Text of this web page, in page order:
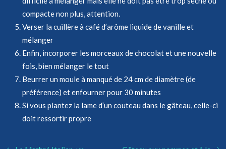
compacte non plus, attention.
Verser la cuillère à café d’arôme liquide de vanille et
mélanger
Enfin, incorporer les morceaux de chocolat et une nouvelle
fois, bien mélanger le tout
Beurrer un moule à manqué de 24 cm de diamètre (de
préférence) et enfourner pour 30 minutes
Si vous plantez la lame d’un couteau dans le gâteau, celle-ci
doit ressortir propre